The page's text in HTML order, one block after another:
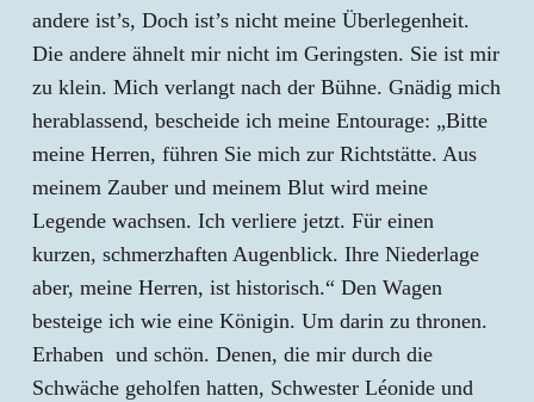
andere ist’s, Doch ist’s nicht meine Überlegenheit.
Die andere ähnelt mir nicht im Geringsten. Sie ist mir
zu klein. Mich verlangt nach der Bühne. Gnädig mich
herablassend, bescheide ich meine Entourage: „Bitte
meine Herren, führen Sie mich zur Richtstätte. Aus
meinem Zauber und meinem Blut wird meine
Legende wachsen. Ich verliere jetzt. Für einen
kurzen, schmerzhaften Augenblick. Ihre Niederlage
aber, meine Herren, ist historisch.“ Den Wagen
besteige ich wie eine Königin. Um darin zu thronen.
Erhaben und schön. Denen, die mir durch die
Schwäche geholfen hatten, Schwester Léonide und